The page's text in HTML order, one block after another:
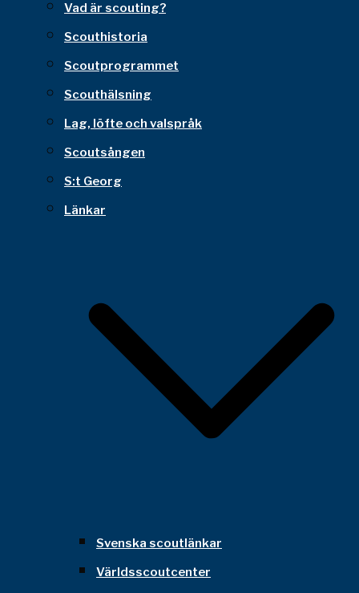
Vad är scouting?
Scouthistoria
Scoutprogrammet
Scouthälsning
Lag, löfte och valspråk
Scoutsången
S:t Georg
Länkar
Svenska scoutlänkar
Världsscoutcenter